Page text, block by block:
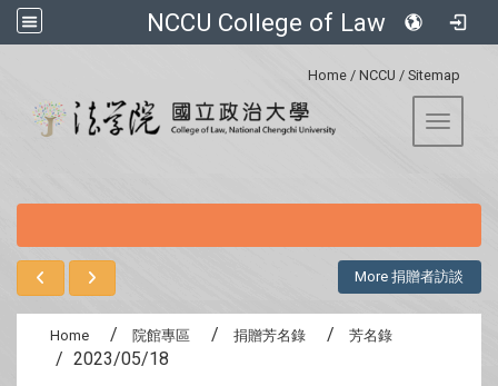
NCCU College of Law
Home / NCCU / Sitemap
Toggle
More 捐贈者訪談
Home 院館專區 捐贈芳名錄 芳名錄
2023/05/18